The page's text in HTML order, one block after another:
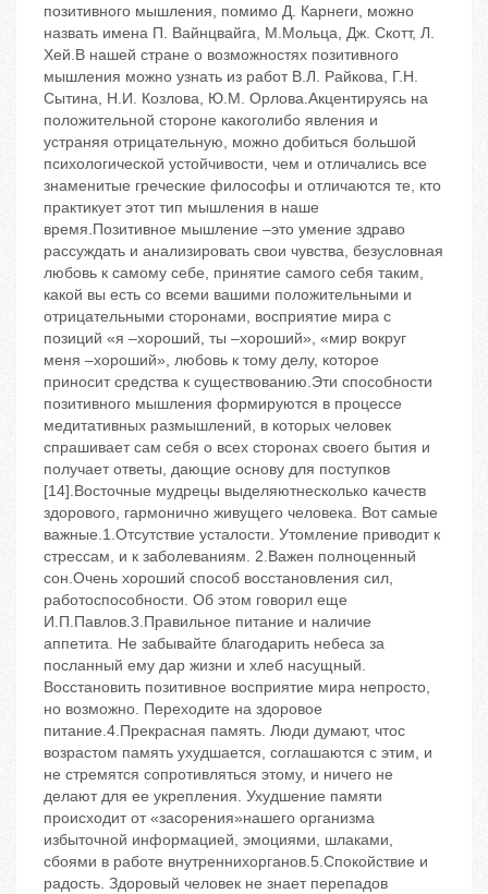
позитивного мышления, помимо Д. Карнеги, можно
назвать имена П. Вайнцвайга, М.Мольца, Дж. Скотт, Л.
Хей.В нашей стране о возможностях позитивного
мышления можно узнать из работ В.Л. Райкова, Г.Н.
Сытина, Н.И. Козлова, Ю.М. Орлова.Акцентируясь на
положительной стороне какоголибо явления и
устраняя отрицательную, можно добиться большой
психологической устойчивости, чем и отличались все
знаменитые греческие философы и отличаются те, кто
практикует этот тип мышления в наше
время.Позитивное мышление –это умение здраво
рассуждать и анализировать свои чувства, безусловная
любовь к самому себе, принятие самого себя таким,
какой вы есть со всеми вашими положительными и
отрицательными сторонами, восприятие мира с
позиций «я –хороший, ты –хороший», «мир вокруг
меня –хороший», любовь к тому делу, которое
приносит средства к существованию.Эти способности
позитивного мышления формируются в процессе
медитативных размышлений, в которых человек
спрашивает сам себя о всех сторонах своего бытия и
получает ответы, дающие основу для поступков
[14].Восточные мудрецы выделяютнесколько качеств
здорового, гармонично живущего человека. Вот самые
важные.1.Отсутствие усталости. Утомление приводит к
стрессам, и к заболеваниям. 2.Важен полноценный
сон.Очень хороший способ восстановления сил,
работоспособности. Об этом говорил еще
И.П.Павлов.3.Правильное питание и наличие
аппетита. Не забывайте благодарить небеса за
посланный ему дар жизни и хлеб насущный.
Восстановить позитивное восприятие мира непросто,
но возможно. Переходите на здоровое
питание.4.Прекрасная память. Люди думают, чтос
возрастом память ухудшается, соглашаются с этим, и
не стремятся сопротивляться этому, и ничего не
делают для ее укрепления. Ухудшение памяти
происходит от «засорения»нашего организма
избыточной информацией, эмоциями, шлаками,
сбоями в работе внутреннихорганов.5.Спокойствие и
радость. Здоровый человек не знает перепадов